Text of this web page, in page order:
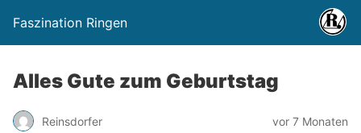
Faszination Ringen
Alles Gute zum Geburtstag
Reinsdorfer vor 7 Monaten